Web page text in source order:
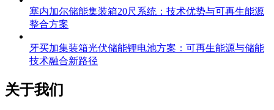
塞内加尔储能集装箱20尺系统：技术优势与可再生能源
整合方案
牙买加集装箱光伏储能锂电池方案：可再生能源与储能
技术融合新路径
关于我们